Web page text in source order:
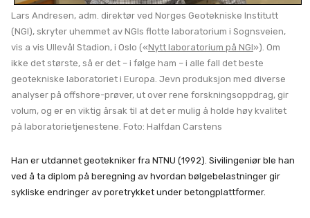
Lars Andresen, adm. direktør ved Norges Geotekniske Institutt
(NGI), skryter uhemmet av NGIs flotte laboratorium i Sognsveien,
vis a vis Ullevål Stadion, i Oslo («Nytt laboratorium på NGI»). Om
ikke det største, så er det – i følge ham – i alle fall det beste
geotekniske laboratoriet i Europa. Jevn produksjon med diverse
analyser på offshore-prøver, ut over rene forskningsoppdrag, gir
volum, og er en viktig årsak til at det er mulig å holde høy kvalitet
på laboratorietjenestene. Foto: Halfdan Carstens
Han er utdannet geotekniker fra NTNU (1992). Sivilingeniør ble han
ved å ta diplom på beregning av hvordan bølgebelastninger gir
sykliske endringer av poretrykket under betongplattformer.